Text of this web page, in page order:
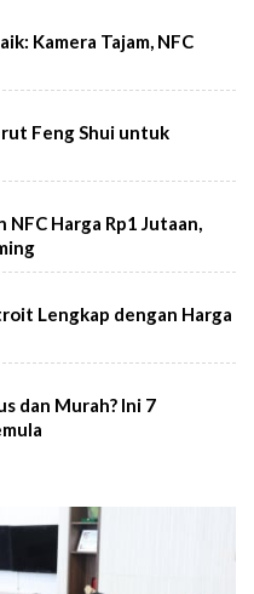
Kamera Tajam, NFC
Feng Shui untuk
Harga Rp1 Jutaan,
Lengkap dengan Harga
dan Murah? Ini 7